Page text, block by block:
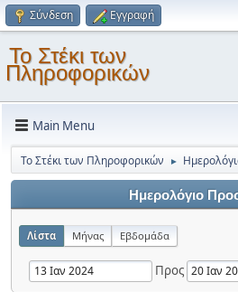
Σύνδεση Εγγραφή
Το Στέκι των
Πληροφορικών
Main Menu
Το Στέκι των Πληροφορικών ►
Ημερολόγιο
Λίστα Μήνας Εβδομάδα
Προς